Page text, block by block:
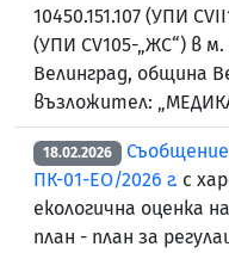
10450.151.107 (УПИ
(УПИ CV105-„ЖС“) в
Велинград, община
възложител:
18.02.2026
ПК-01-ЕО/2026 г. с
екологична оценка
план - план за